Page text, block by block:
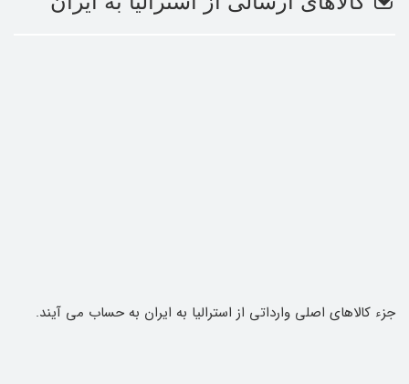
جزء کالاهای اصلی وارداتی از استرالیا به ایران به حساب می آیند.